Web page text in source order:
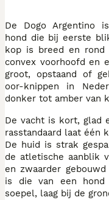
De Dogo Argentino
hond die bij eerste
kop is breed en rond
convex voorhoofd en
groot, opstaand of
oor-knippen in
donker tot amber van
De vacht is kort, glad
rasstandaard laat één
De huid is strak
de atletische aanblik
en zwaarder
is die van een
soepel, laag bij de